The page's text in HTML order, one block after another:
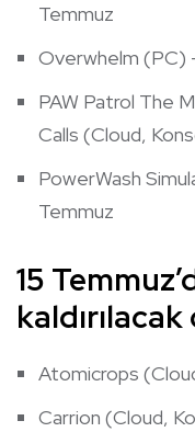
Temmuz
Overwhelm (PC)
PAW Patrol The
Calls (Cloud,
PowerWash
Temmuz
15
Atomicrops
Carrion (Cloud,